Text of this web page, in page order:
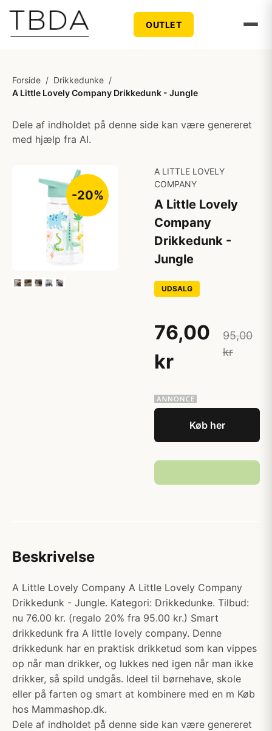
OUTLET
Forside / Drikkedunke /
A Little Lovely Company Drikkedunk - Jungle
Dele af indholdet på denne side kan være genereret
med hjælp fra AI.
-20%
A LITTLE LOVELY
COMPANY
A Little Lovely
Company
Drikkedunk -
Jungle
UDSALG
76,00
kr
95,00
kr
Køb her
Beskrivelse
A Little Lovely Company A Little Lovely Company
Drikkedunk - Jungle. Kategori: Drikkedunke. Tilbud:
nu 76.00 kr. (regalo 20% fra 95.00 kr.) Smart
drikkedunk fra A little lovely company. Denne
drikkedunk har en praktisk drikketud som kan vippes
op når man drikker, og lukkes ned igen når man ikke
drikker, så spild undgås. Ideel til børnehave, skole
eller på farten og smart at kombinere med en m Køb
hos Mammashop.dk.
Dele af indholdet på denne side kan være genereret